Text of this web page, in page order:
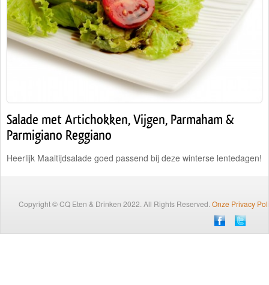
Traiteur
Wijn
Nieuwsbrief
Salade met Artichokken, Vijgen, Parmaham &
Parmigiano Reggiano
Heerlijk Maaltijdsalade goed passend bij deze winterse lentedagen!
Copyright © CQ Eten & Drinken 2022. All Rights Reserved. Onze Privacy